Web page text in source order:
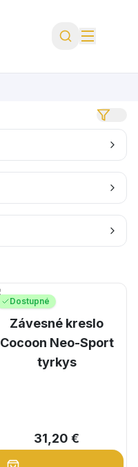
Dostupné
Závesné kreslo
Cocoon Neo-Sport
tyrkys
31,20 €